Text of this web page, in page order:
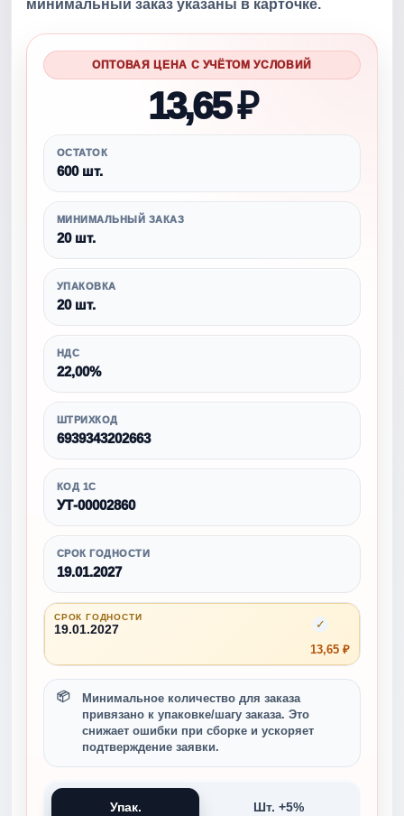
минимальный заказ указаны в карточке.
ОПТОВАЯ ЦЕНА С УЧЁТОМ УСЛОВИЙ
13,65 ₽
ОСТАТОК
600 шт.
МИНИМАЛЬНЫЙ ЗАКАЗ
20 шт.
УПАКОВКА
20 шт.
НДС
22,00%
ШТРИХКОД
6939343202663
КОД 1С
УТ-00002860
СРОК ГОДНОСТИ
19.01.2027
СРОК ГОДНОСТИ
19.01.2027
13,65 ₽
✓
Минимальное количество для заказа
привязано к упаковке/шагу заказа. Это
снижает ошибки при сборке и ускоряет
подтверждение заявки.
Упак. Шт. +5%